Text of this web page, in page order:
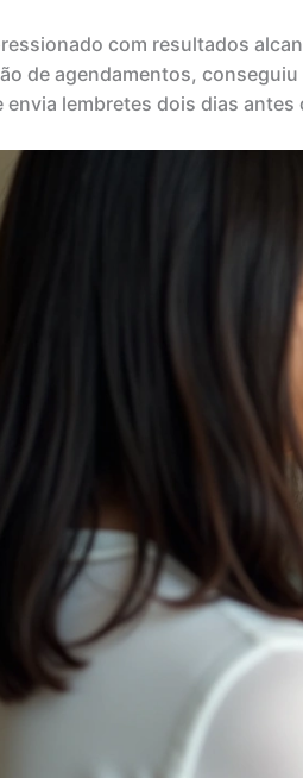
com resultados
de agendamentos,
envia lembretes dois dias